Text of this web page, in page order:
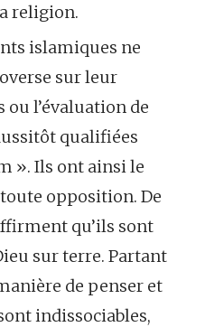
religion.
islamiques ne
sur leur
ou l’évaluation de
qualifiées
». Ils ont ainsi le
opposition. De
qu’ils sont
sur terre. Partant
de penser et
indissociables,